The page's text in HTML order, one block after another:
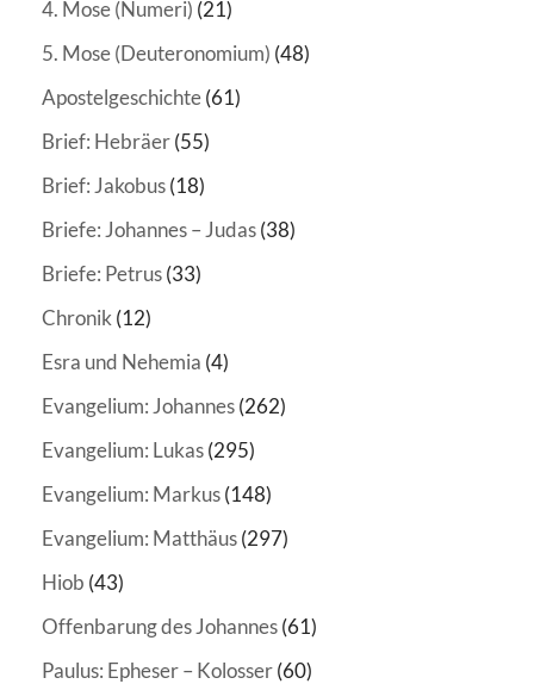
4. Mose (Numeri) (21)
5. Mose (Deuteronomium) (48)
Apostelgeschichte(61)
Brief: Hebräer(55)
Brief: Jakobus(18)
Briefe: Johannes – Judas(38)
Briefe: Petrus(33)
Chronik (12)
Esra und Nehemia (4)
Evangelium: Johannes(262)
Evangelium: Lukas(295)
Evangelium: Markus(148)
Evangelium: Matthäus(297)
Hiob (43)
Offenbarung des Johannes(61)
Paulus: Epheser – Kolosser(60)